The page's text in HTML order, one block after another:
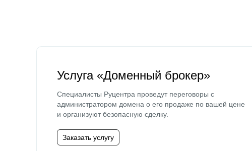
Услуга «Доменный брокер»
Специалисты Руцентра проведут переговоры с
администратором домена о его продаже по вашей цене
и организуют безопасную сделку.
Заказать услугу